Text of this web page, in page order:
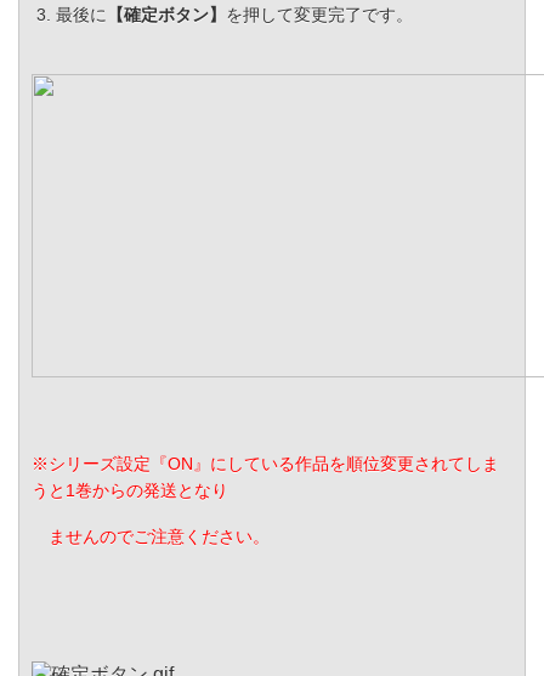
最後に 【確定ボタン】 を押して変更完了です。
※シリーズ設定『ON』にしている作品を順位変更されてしま
うと1巻からの発送となり
ませんのでご注意ください。